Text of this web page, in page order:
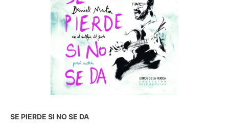
SE PIERDE SI NO SE DA